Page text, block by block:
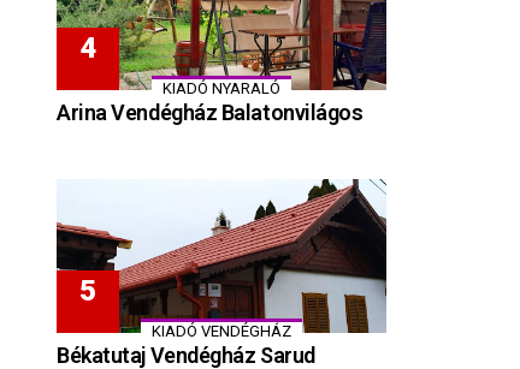
KIADÓ NYARALÓ
Arina Vendégház Balatonvilágos
KIADÓ VENDÉGHÁZ
Békatutaj Vendégház Sarud